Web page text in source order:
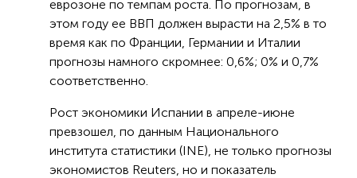
еврозоне по темпам роста. По прогнозам, в
этом году ее ВВП должен вырасти на 2,5% в то
время как по Франции, Германии и Италии
прогнозы намного скромнее: 0,6%; 0% и 0,7%
соответственно.
Рост экономики Испании в апреле-июне
превзошел, по данным Национального
института статистики (INE), не только прогнозы
экономистов Reuters, но и показатель